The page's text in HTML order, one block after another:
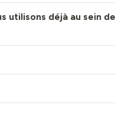
utilisons déjà au sein